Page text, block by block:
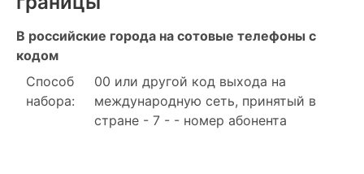
В российские города на сотовые телефоны с
кодом
Способ
набора:
00 или другой код выхода на
международную сеть, принятый в
стране - 7 - - номер абонента